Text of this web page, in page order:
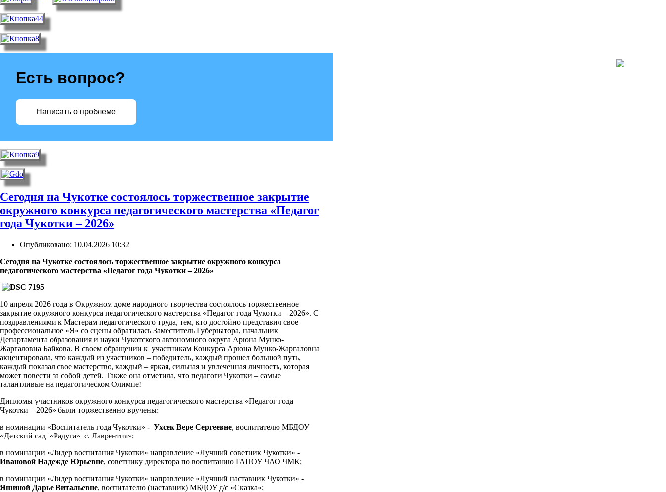
Есть вопрос?
Написать о проблеме
Сегодня на Чукотке состоялось торжественное закрытие
окружного конкурса педагогического мастерства «Педагог
года Чукотки – 2026»
Опубликовано: 10.04.2026 10:32
Сегодня на Чукотке состоялось торжественное закрытие окружного конкурса
педагогического мастерства «Педагог года Чукотки – 2026»
10 апреля 2026 года в Окружном доме народного творчества состоялось торжественное
закрытие окружного конкурса педагогического мастерства «Педагог года Чукотки – 2026». С
поздравлениями к Мастерам педагогического труда, тем, кто достойно представил свое
профессиональное «Я» со сцены обратилась Заместитель Губернатора, начальник
Департамента образования и науки Чукотского автономного округа Арюна Мунко-
Жаргаловна Байкова. В своем обращении к участникам Конкурса Арюна Мунко-Жаргаловна
акцентировала, что каждый из участников – победитель, каждый прошел большой путь,
каждый показал свое мастерство, каждый – яркая, сильная и увлеченная личность, которая
может повести за собой детей. Также она отметила, что педагоги Чукотки – самые
талантливые на педагогическом Олимпе!
Дипломы участников окружного конкурса педагогического мастерства «Педагог года
Чукотки – 2026» были торжественно вручены:
в номинации «Воспитатель года Чукотки» - Ухсек Вере Сергеевне, воспитателю МБДОУ
«Детский сад «Радуга» с. Лаврентия»;
в номинации «Лидер воспитания Чукотки» направление «Лучший советник Чукотки» -
Ивановой Надежде Юрьевне, советнику директора по воспитанию ГАПОУ ЧАО ЧМК;
в номинации «Лидер воспитания Чукотки» направление «Лучший наставник Чукотки» -
Яшиной Дарье Витальевне, воспитателю (наставник) МБДОУ д/с «Сказка»;